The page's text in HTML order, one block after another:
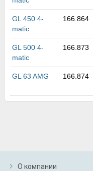
GL 450 4-
matic
166.864
GL 500 4-
matic
166.873
GL 63 AMG 166.874
О компании